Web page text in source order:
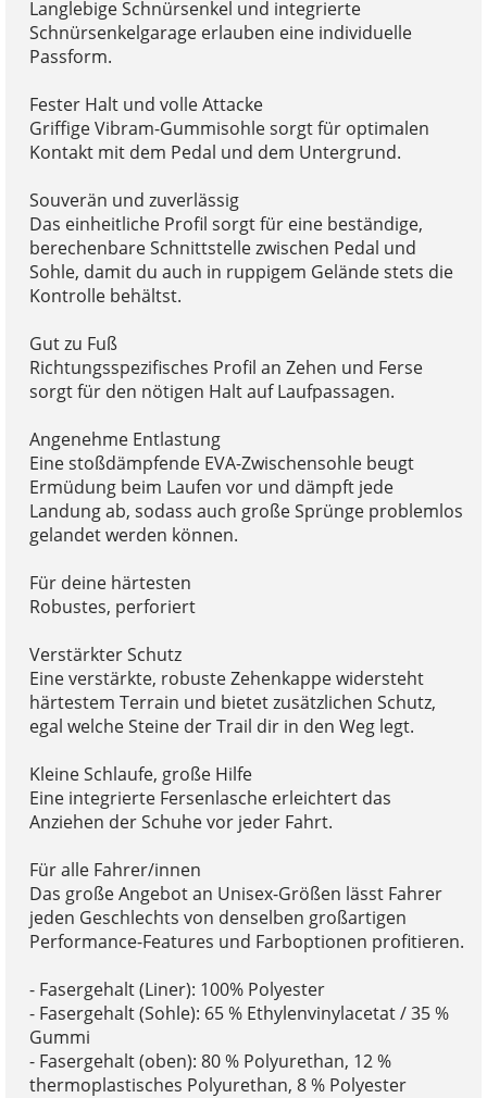
Langlebige Schnürsenkel und integrierte
Schnürsenkelgarage erlauben eine individuelle
Passform.
Fester Halt und volle Attacke
Griffige Vibram-Gummisohle sorgt für optimalen
Kontakt mit dem Pedal und dem Untergrund.
Souverän und zuverlässig
Das einheitliche Profil sorgt für eine beständige,
berechenbare Schnittstelle zwischen Pedal und
Sohle, damit du auch in ruppigem Gelände stets die
Kontrolle behältst.
Gut zu Fuß
Richtungsspezifisches Profil an Zehen und Ferse
sorgt für den nötigen Halt auf Laufpassagen.
Angenehme Entlastung
Eine stoßdämpfende EVA-Zwischensohle beugt
Ermüdung beim Laufen vor und dämpft jede
Landung ab, sodass auch große Sprünge problemlos
gelandet werden können.
Für deine härtesten
Robustes, perforiert
Verstärkter Schutz
Eine verstärkte, robuste Zehenkappe widersteht
härtestem Terrain und bietet zusätzlichen Schutz,
egal welche Steine der Trail dir in den Weg legt.
Kleine Schlaufe, große Hilfe
Eine integrierte Fersenlasche erleichtert das
Anziehen der Schuhe vor jeder Fahrt.
Für alle Fahrer/innen
Das große Angebot an Unisex-Größen lässt Fahrer
jeden Geschlechts von denselben großartigen
Performance-Features und Farboptionen profitieren.
- Fasergehalt (Liner): 100% Polyester
- Fasergehalt (Sohle): 65 % Ethylenvinylacetat / 35 %
Gummi
- Fasergehalt (oben): 80 % Polyurethan, 12 %
thermoplastisches Polyurethan, 8 % Polyester